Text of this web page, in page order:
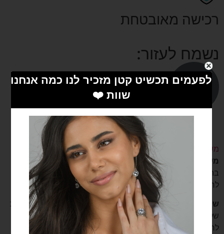
רכישה מאובטחת
נשמח לעזור:
משלוחים
משלוח לנקודת איסוף
– בעלות של 19 ש”ח. משלוח חינם
בהזמנה מעל 199 ש”ח.
לרוב עד 3 ימים אך לא יותר מ 7 ימי עסקים.
שליח עד הבית
– בעלות 35 ש”ח, בהזמנה מעל 199 ש”ח עלות
של 19 ש”ח וחינם בהזמנה מעל 399 ש”ח.
לרוב מהיום למחר אך לא יותר מ 3 ימי עסקים, ישובים חריגים